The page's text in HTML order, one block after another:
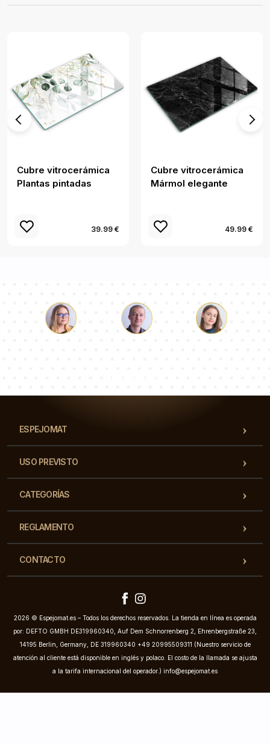
Cubre vitrocerámica
Plantas pintadas
39.99 €
Cubre vitrocerámica
Mármol elegante
49.99 €
ESPEJOMAT
USO PREVISTO
CATEGORÍAS
REGLAMENTO
CONTACTO
2026 © Espejomat.es – Todos los derechos reservados. La tienda en línea es operada
por: DEFTO GMBH DE319960340, Auf Dem Schnorrenberg 2, Ehrenbergstraße 23,
14195 Berlin, Germany, DE 319960340 +49 20995509311 (Nuestro servicio de
atención al cliente está disponible en inglés y polaco. El costo de la llamada se ajusta
a la tarifa internacional del operador.) info@espejomat.es